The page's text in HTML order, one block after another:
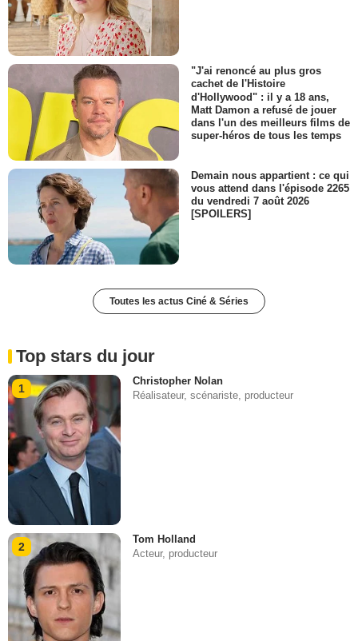
"J'ai renoncé au plus gros
cachet de l'Histoire
d'Hollywood" : il y a 18 ans,
Matt Damon a refusé de jouer
dans l'un des meilleurs films de
super-héros de tous les temps
Demain nous appartient : ce qui
vous attend dans l'épisode 2265
du vendredi 7 août 2026
[SPOILERS]
Toutes les actus Ciné & Séries
Top stars du jour
1
Christopher Nolan
Réalisateur, scénariste, producteur
2
Tom Holland
Acteur, producteur